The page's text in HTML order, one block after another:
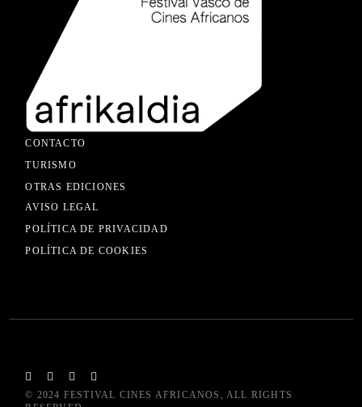
CONTACTO
TURISMO
OTRAS EDICIONES
AVISO LEGAL
POLÍTICA DE PRIVACIDAD
POLÍTICA DE COOKIES
© 2024 FESTIVAL CINES AFRICANOS , ALL RIGHTS